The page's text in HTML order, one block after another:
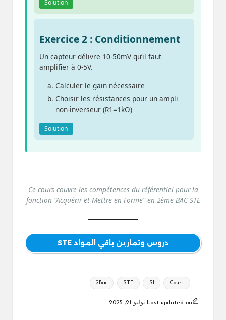
Solution
Exercice 2 : Conditionnement
Un capteur délivre 10-50mV qu’il faut
amplifier à 0-5V.
Calculer le gain nécessaire
Choisir les résistances pour un ampli
non-inverseur (R1=1kΩ)
Solution
Ce cours couvre les compétences du référentiel pour la
fonction “Acquérir et Mettre en Forme” en 2ème BAC STE
دروس وتمارين باقي المواد STE
Tags:
2Bac STE SI Cours
Last updated on يوليو 21, 2025